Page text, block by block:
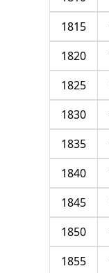
1815
1820
1825
1830
1835
1840
1845
1850
1855